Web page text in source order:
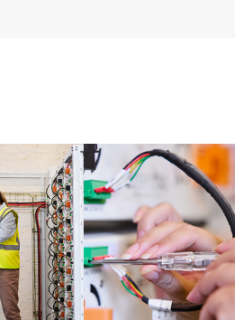
a ajudá-lo a identificar